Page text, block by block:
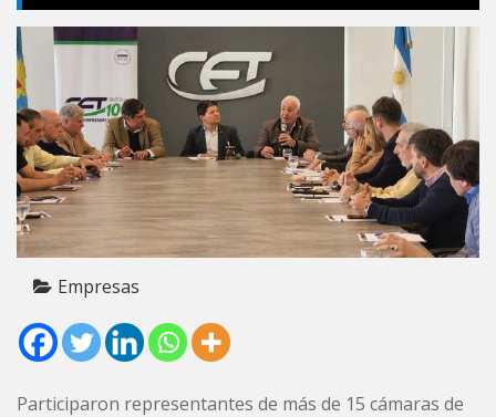
Empresas
Participaron representantes de más de 15 cámaras de